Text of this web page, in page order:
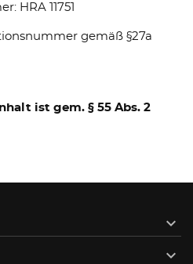
HRA 11751
gemäß §27a
ist gem. § 55 Abs. 2

